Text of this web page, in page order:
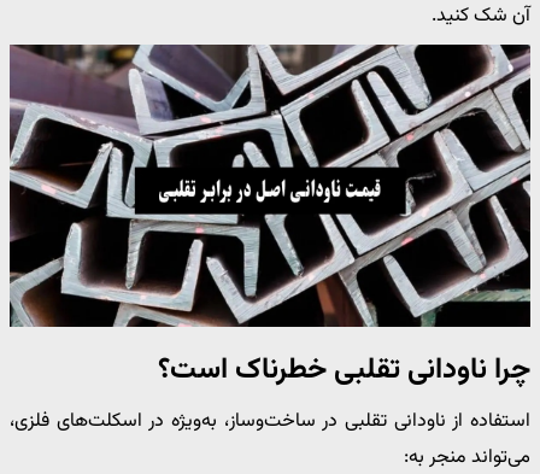
آن شک کنید.
چرا ناودانی تقلبی خطرناک است؟
استفاده از ناودانی تقلبی در ساخت‌وساز، به‌ویژه در اسکلت‌های فلزی،
می‌تواند منجر به: